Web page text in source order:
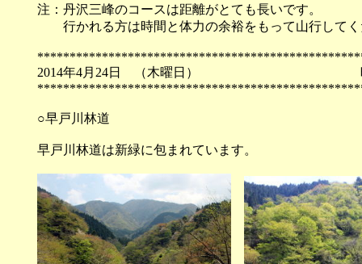
注：丹沢三峰のコースは距離がとても長いです。
行かれる方は時間と体力の余裕をもって山行してく
2014年4月24日 （木
○早戸川林道
早戸川林道は新緑に包まれています。